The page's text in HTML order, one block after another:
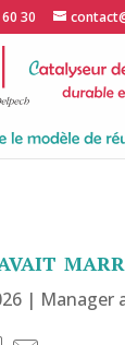
30
| Manager